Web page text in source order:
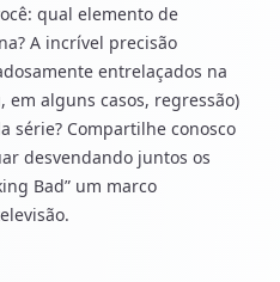
qual elemento de
A incrível precisão
entrelaçados na
em alguns casos, regressão)
série? Compartilhe conosco
desvendando juntos os
Bad” um marco